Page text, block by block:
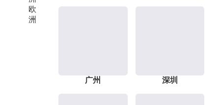
欧
洲
广州 深圳